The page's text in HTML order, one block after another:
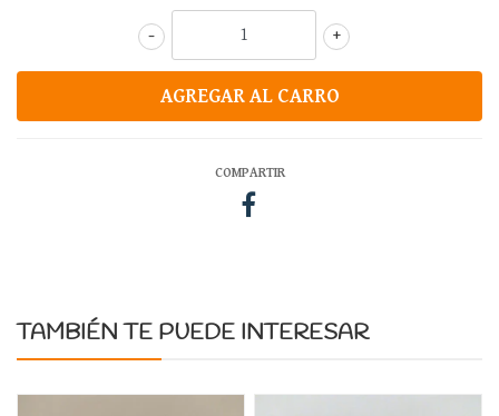
+
-
COMPARTIR
TAMBIÉN TE PUEDE INTERESAR